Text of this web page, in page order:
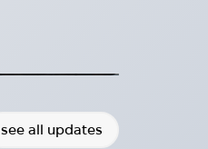
see all updates